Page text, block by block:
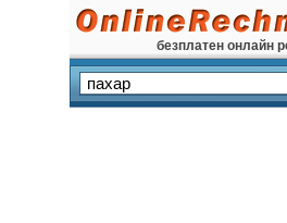
безплатен онлайн